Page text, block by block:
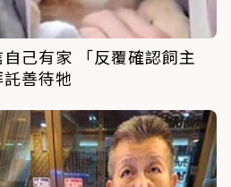
己有家 「反覆確認飼主
善待牠